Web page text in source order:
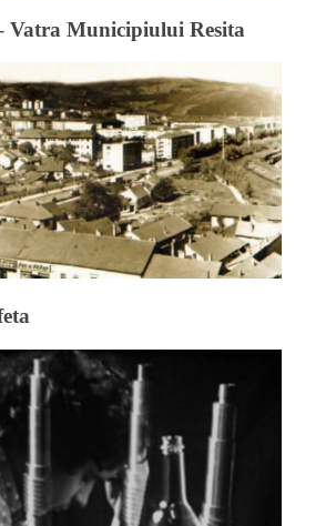
Vatra Municipiului Resita